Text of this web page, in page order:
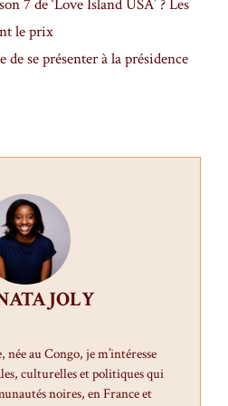
7 de ‘Love Island USA’ ? Les
le prix
se présenter à la présidence
JOLY
née au Congo, je m’intéresse
culturelles et politiques qui
noires, en France et